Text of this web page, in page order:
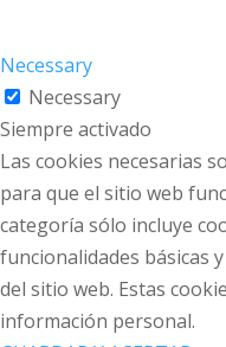
Necessary
Necessary
Siempre activado
Las cookies necesarias
para que el sitio web
categoría sólo incluye
funcionalidades básicas
del sitio web. Estas
información personal.